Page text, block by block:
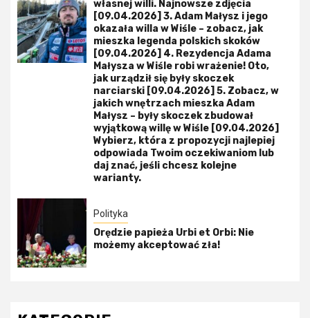
własnej willi. Najnowsze zdjęcia
[09.04.2026] 3. Adam Małysz i jego
okazała willa w Wiśle – zobacz, jak
mieszka legenda polskich skoków
[09.04.2026] 4. Rezydencja Adama
Małysza w Wiśle robi wrażenie! Oto,
jak urządził się były skoczek
narciarski [09.04.2026] 5. Zobacz, w
jakich wnętrzach mieszka Adam
Małysz – były skoczek zbudował
wyjątkową willę w Wiśle [09.04.2026]
Wybierz, która z propozycji najlepiej
odpowiada Twoim oczekiwaniom lub
daj znać, jeśli chcesz kolejne
warianty.
Polityka
Orędzie papieża Urbi et Orbi: Nie
możemy akceptować zła!